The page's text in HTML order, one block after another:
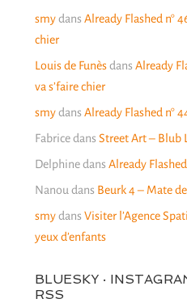
smydans Already Flashed n°
chier
Louis de Funèsdans Already
va s’faire chier
smydans Already Flashed n°
Fabricedans Street Art – Blub
Delphinedans Already
Nanou dans Beurk 4 – Mate de
smydans Visiter l’Agence
yeux d’enfants
BLUESKY ·
RSS